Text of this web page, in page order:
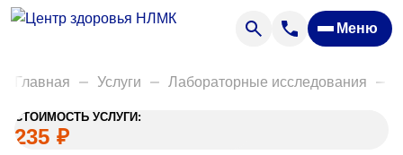
Меню
Анализы
Акции
Пациентам
Вакансии
Главная Услуги Лабораторные исследования
СТОИМОСТЬ УСЛУГИ:
235 ₽